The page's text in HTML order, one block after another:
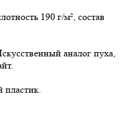
190 г/м², состав
аналог пуха,
пластик.